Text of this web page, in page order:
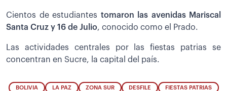
Cientos de estudiantes tomaron las avenidas Mariscal
Santa Cruz y 16 de Julio, conocido como el Prado.
Las actividades centrales por las fiestas patrias se
concentran en Sucre, la capital del país.
BOLIVIA LA PAZ ZONA SUR DESFILE FIESTAS PATRIAS